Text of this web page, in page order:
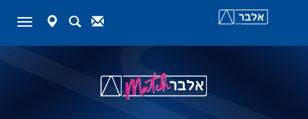
Togglemap-
marker
SearchContact